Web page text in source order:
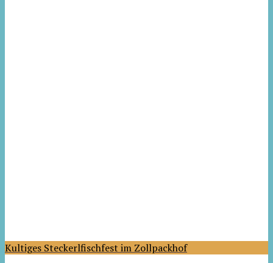
Kultiges Steckerlfischfest im Zollpackhof